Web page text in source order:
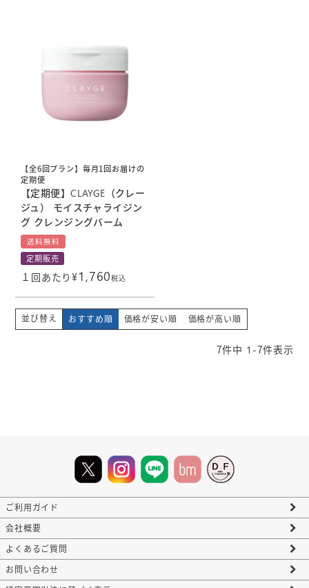
【全6回プラン】毎月1回お届けの
定期便
【定期便】CLAYGE（クレー
ジュ） モイスチャライジン
グ クレンジングバーム
送料無料
定期販売
１回あたり¥1,760税込
並び替え おすすめ順 価格が安い順 価格が高い順
7件中 1 -7件表示
ご利用ガイド
会社概要
よくあるご質問
お問い合わせ